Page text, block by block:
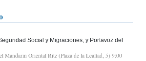
Social y Migraciones, y Portavoz del
Mandarin Oriental Ritz (Plaza de la Lealtad, 5) 9:00